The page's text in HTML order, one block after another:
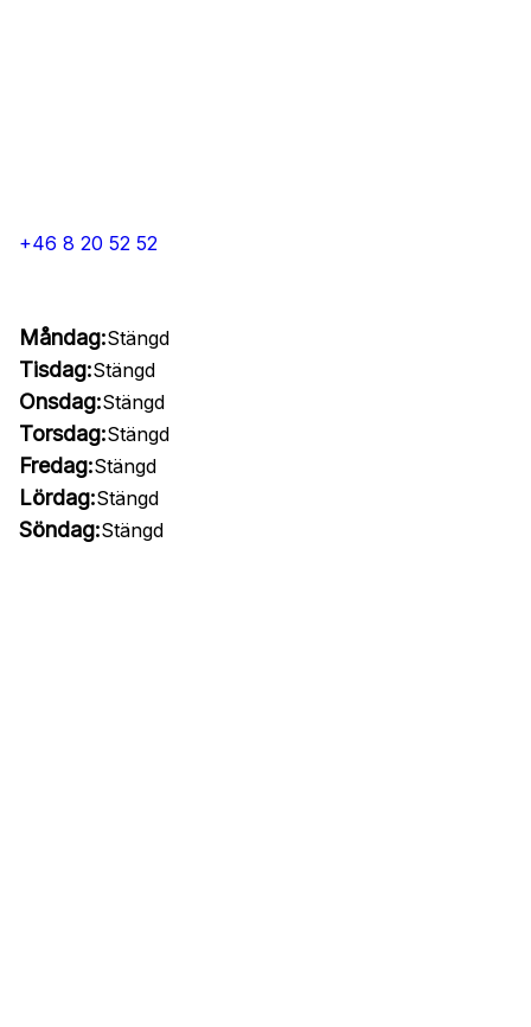
+46 8 20 52 52
Måndag:Stängd
Tisdag:Stängd
Onsdag:Stängd
Torsdag:Stängd
Fredag:Stängd
Lördag:Stängd
Söndag:Stängd